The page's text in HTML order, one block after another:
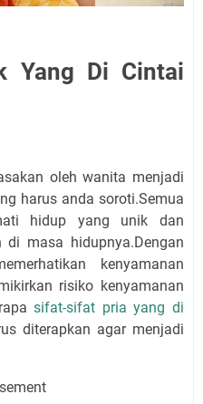
Yang Di Cintai
oleh wanita menjadi
harus anda soroti.Semua
hidup yang unik dan
di masa hidupnya.Dengan
kenyamanan
risiko kenyamanan
sifat-sifat pria yang di
diterapkan agar menjadi